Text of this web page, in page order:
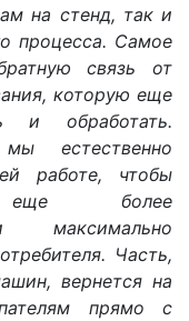
на стенд, так и
процесса. Самое
связь от
которую еще
и обработать.
естественно
работе, чтобы
еще более
максимально
Часть,
вернется на
прямо с